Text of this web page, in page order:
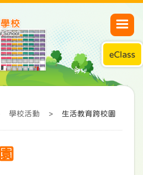
eClass
學校活動 > 生活教育跨校園